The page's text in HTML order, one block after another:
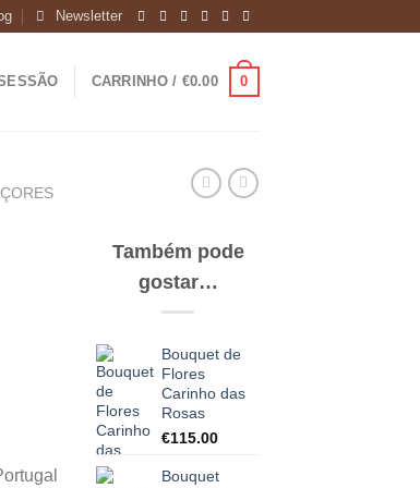
Newsletter
CARRINHO / €0.00 0
Também pode
gostar…
Bouquet de
Flores
Carinho das
Rosas
€115.00
Bouquet